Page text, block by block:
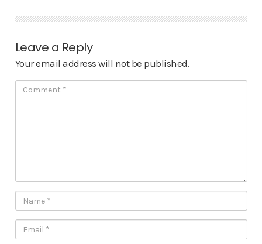
Leave a Reply
Your email address will not be published.